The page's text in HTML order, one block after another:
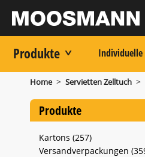
Produkte Individuelle
Home > Servietten Zelltuch >
Produkte
Kartons (257)
Versandverpackungen